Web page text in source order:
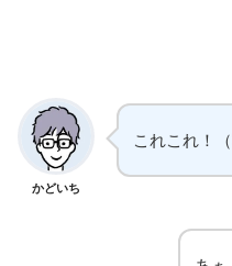
かどいち
これこれ！